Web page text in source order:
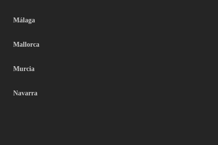
Málaga
Mallorca
Murcia
Navarra